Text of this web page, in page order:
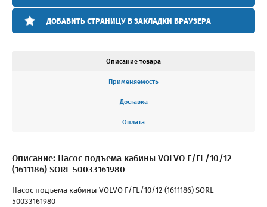
ДОБАВИТЬ СТРАНИЦУ В ЗАКЛАДКИ БРАУЗЕРА
Описание товара
Применяемость
Доставка
Оплата
Описание: Насос подъема кабины VOLVO F/FL/10/12
(1611186) SORL 50033161980
Насос подъема кабины VOLVO F/FL/10/12 (1611186) SORL
50033161980